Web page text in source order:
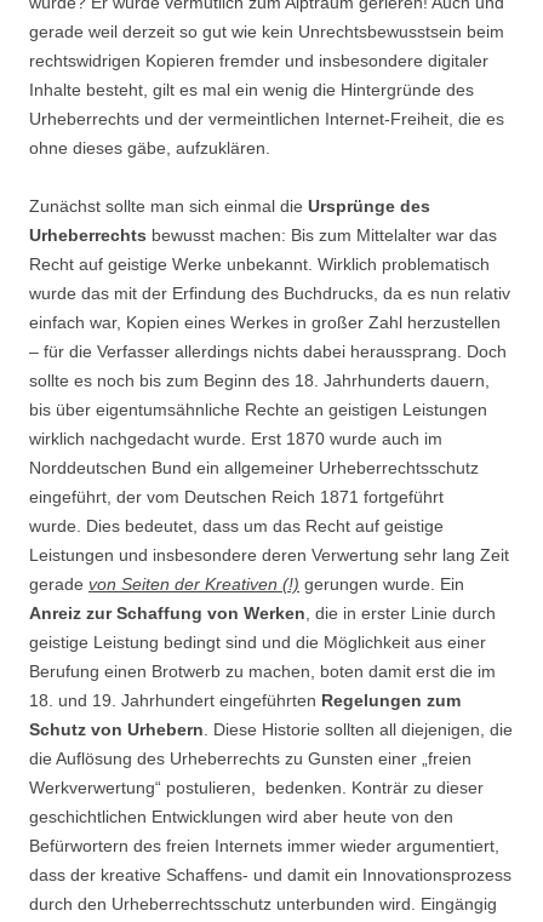
gerade weil derzeit so gut wie kein Unrechtsbewusstsein beim
rechtswidrigen Kopieren fremder und insbesondere digitaler
Inhalte besteht, gilt es mal ein wenig die Hintergründe des
Urheberrechts und der vermeintlichen Internet-Freiheit, die es
ohne dieses gäbe, aufzuklären.
Zunächst sollte man sich einmal die Ursprünge des
Urheberrechts bewusst machen: Bis zum Mittelalter war das
Recht auf geistige Werke unbekannt. Wirklich problematisch
wurde das mit der Erfindung des Buchdrucks, da es nun relativ
einfach war, Kopien eines Werkes in großer Zahl herzustellen
– für die Verfasser allerdings nichts dabei heraussprang. Doch
sollte es noch bis zum Beginn des 18. Jahrhunderts dauern,
bis über eigentumsähnliche Rechte an geistigen Leistungen
wirklich nachgedacht wurde. Erst 1870 wurde auch im
Norddeutschen Bund ein allgemeiner Urheberrechtsschutz
eingeführt, der vom Deutschen Reich 1871 fortgeführt
wurde. Dies bedeutet, dass um das Recht auf geistige
Leistungen und insbesondere deren Verwertung sehr lang Zeit
gerade von Seiten der Kreativen (!) gerungen wurde. Ein
Anreiz zur Schaffung von Werken , die in erster Linie durch
geistige Leistung bedingt sind und die Möglichkeit aus einer
Berufung einen Brotwerb zu machen, boten damit erst die im
18. und 19. Jahrhundert eingeführten Regelungen zum
Schutz von Urhebern . Diese Historie sollten all diejenigen, die
die Auflösung des Urheberrechts zu Gunsten einer „freien
Werkverwertung“ postulieren, bedenken. Konträr zu dieser
geschichtlichen Entwicklungen wird aber heute von den
Befürwortern des freien Internets immer wieder argumentiert,
dass der kreative Schaffens- und damit ein Innovationsprozess
durch den Urheberrechtsschutz unterbunden wird. Eingängig